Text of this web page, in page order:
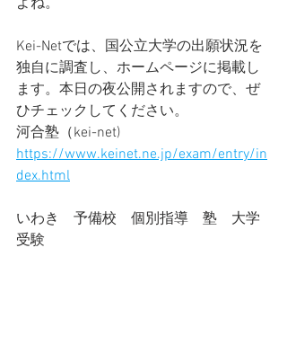
よね。
Kei-Netでは、国公立大学の出願状況を
独自に調査し、ホームページに掲載し
ます。本日の夜公開されますので、ぜ
ひチェックしてください。
河合塾（kei-net)
https://www.keinet.ne.jp/exam/entry/in
dex.html
いわき　予備校　個別指導　塾　大学
受験